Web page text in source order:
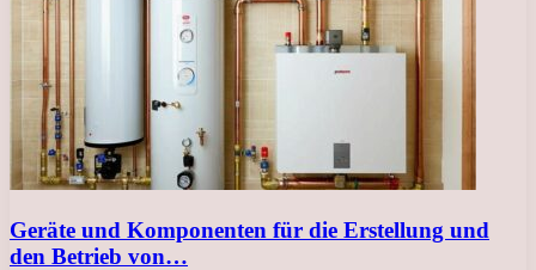
Geräte und Komponenten für die Erstellung und
den Betrieb von…